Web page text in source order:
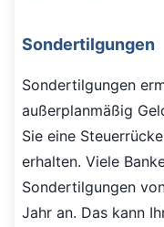
Sondertilgungen
Sondertilgungen
außerplanmäßig
Sie eine
erhalten. Viele
Sondertilgungen
Jahr an. Das kann